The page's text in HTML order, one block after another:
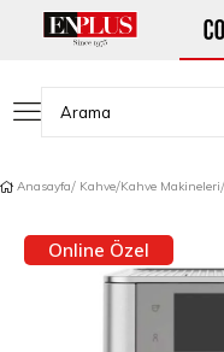
Anasayfa Kahve Kahve Makineleri
Online Özel